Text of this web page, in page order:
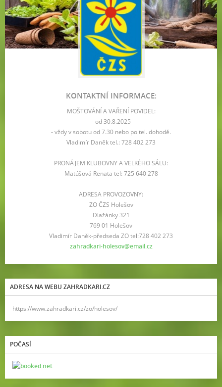
KONTAKTNÍ INFORMACE:
MOŠTOVÁNÍ A VAŘENÍ POVIDEL:
- od 30.8.2025
- vždy v sobotu od 7.30 nebo po tel. dohodě.
Vladimír Daněk tel.: 728 402 273
PRONÁJEM KLUBOVNY A VELKÉHO SÁLU:
Matúšová Renata tel: 725 640 278
ADRESA PROVOZOVNY:
ZO ČZS Holešov
Dlažánky 321
769 01 Holešov
Vladimír Daněk-předseda ZO tel:728 402 273
zahradkari-holesov@email.cz
ADRESA NA WEBU ZAHRADKARI.CZ
https://www.zahradkari.cz/zo/holesov/
POČASÍ